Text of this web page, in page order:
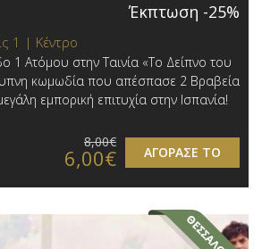
Έκπτωση -25%
1 | Κέντρο
1 Ατόμου στην Ταινία «Το Δείπνο του
κωμωδία που απέσπασε 2 Βραβεία
εμπορική επιτυχία στην Ισπανία!
ΑΓΟΡΑΣΕ ΤΟ
8,00€
6,00€